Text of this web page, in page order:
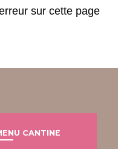
sur cette page
CANTINE